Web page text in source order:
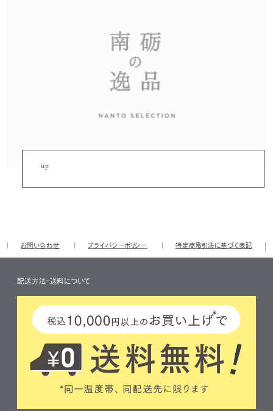
up
お問い合わせ プライバシーポリシー 特定商取引法に基づく表記
配送方法・送料について